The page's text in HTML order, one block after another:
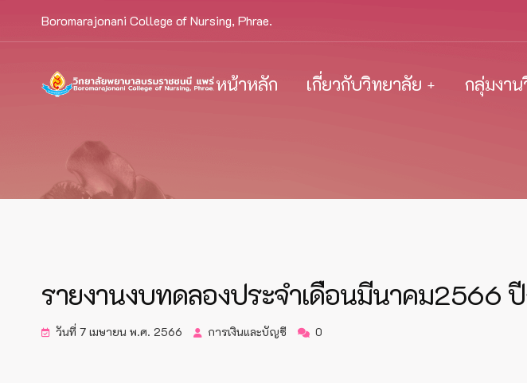
Boromarajonani College of Nursing, Phrae.
หน้าหลัก เกี่ยวกับวิทยาลัย กลุ่มงา
รายงานงบทดลองประจำเดือนมีนาคม2566
วันที่ 7 เมษายน พ.ศ. 2566 การเงินและบัญชี 0